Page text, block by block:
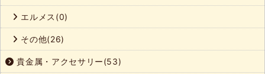
エルメス(0)
その他(26)
貴金属・アクセサリー(53)